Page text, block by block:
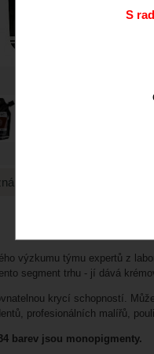
výzkumu týmu expertů z
segment trhu - jí dává
krycí schopností.
profesionálních malířů,
barev jsou monopigmenty.
S